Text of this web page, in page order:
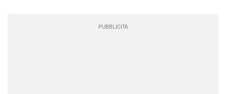
PUBBLICITÀ